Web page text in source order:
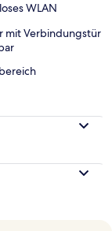
WLAN
mit Verbindungstür